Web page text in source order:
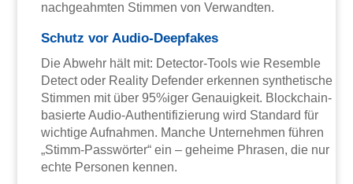
nachgeahmten Stimmen von Verwandten.
Schutz vor Audio-Deepfakes
Die Abwehr hält mit: Detector-Tools wie Resemble
Detect oder Reality Defender erkennen synthetische
Stimmen mit über 95%iger Genauigkeit. Blockchain-
basierte Audio-Authentifizierung wird Standard für
wichtige Aufnahmen. Manche Unternehmen führen
„Stimm-Passwörter“ ein – geheime Phrasen, die nur
echte Personen kennen.